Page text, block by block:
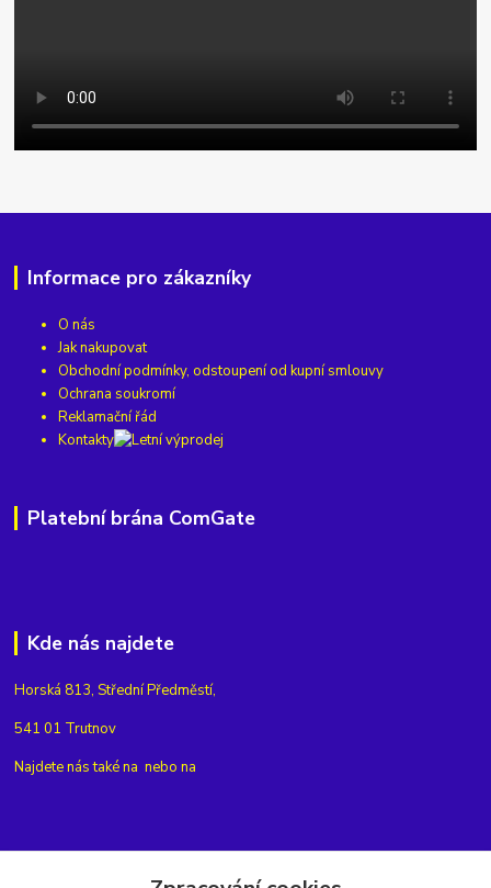
Informace pro zákazníky
O nás
Jak nakupovat
Obchodní podmínky, odstoupení od kupní smlouvy
Ochrana soukromí
Reklamační řád
Kontakty
Platební brána ComGate
Kde nás najdete
Horská 813, Střední Předměstí,
541 01 Trutnov
Najdete nás také na nebo na